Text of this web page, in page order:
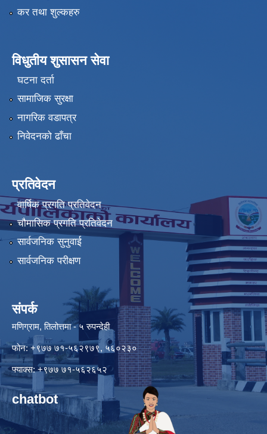
कर तथा शुल्कहरु
विधुतीय शुसासन सेवा
घटना दर्ता
सामाजिक सुरक्षा
नागरिक वडापत्र
निवेदनको ढाँचा
प्रतिवेदन
वार्षिक प्रगति प्रतिवेदन
चौमासिक प्रगति प्रतिवेदन
सार्वजनिक सुनुवाई
सार्वजनिक परीक्षण
संपर्क
मणिग्राम, तिलोत्तमा - ५ रुपन्देही
फोन: +९७७ ७१-५६२९७९, ५६०२३०
फ्याक्स: +९७७ ७१-५६२६५२
chatbot